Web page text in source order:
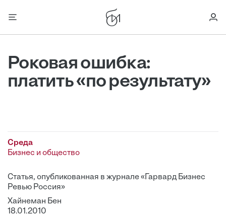
Роковая ошибка:
платить «по результату»
Среда
Бизнес и общество
Статья, опубликованная в журнале «Гарвард Бизнес
Ревью Россия»
Хайнеман Бен
18.01.2010